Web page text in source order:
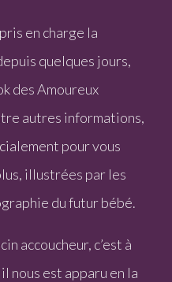
en charge la
quelques jours,
des Amoureux
autres informations,
pour vous
illustrées par les
du futur bébé.
accoucheur, c’est à
nous est apparu en la